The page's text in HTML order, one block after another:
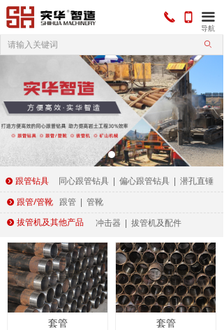
导航
넓
끅 끀
ꄙ
同心跟管钻具 偏心跟管钻具 潜孔直锤
뀹 跟管钻具
뀹 跟管/管靴 跟管 管靴
뀹 拔管机及其他产品 冲击器 拔管机及配件
套管 套管